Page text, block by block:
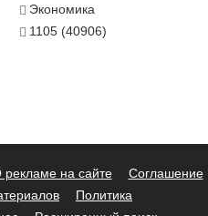
Экономика
1105 (40906)
рекламе на сайте
Соглашение
Политика